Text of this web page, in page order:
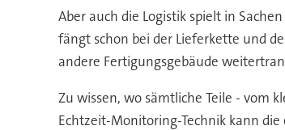
Aber auch die Logistik spielt in
fängt schon bei der Lieferkette und
andere Fertigungsgebäude
Zu wissen, wo sämtliche Teile - vom
Echtzeit-Monitoring-Technik kann